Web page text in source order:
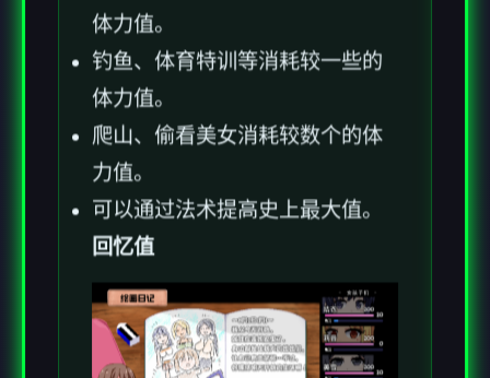
体力值。
钓鱼、体育特训等消耗较一些的
体力值。
爬山、偷看美女消耗较数个的体
力值。
可以通过法术提高史上最大值。
回忆值